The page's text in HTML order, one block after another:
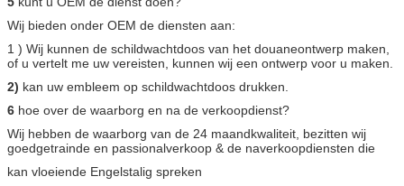
Wij bieden onder OEM de diensten aan:
1 ) Wij kunnen de schildwachtdoos van het douaneontwerp maken,
of u vertelt me uw vereisten, kunnen wij een ontwerp voor u maken.
2) kan uw embleem op schildwachtdoos drukken.
6 hoe over de waarborg en na de verkoopdienst?
Wij hebben de waarborg van de 24 maandkwaliteit, bezitten wij
goedgetrainde en passionalverkoop & de naverkoopdiensten die
kan vloeiende Engelstalig spreken